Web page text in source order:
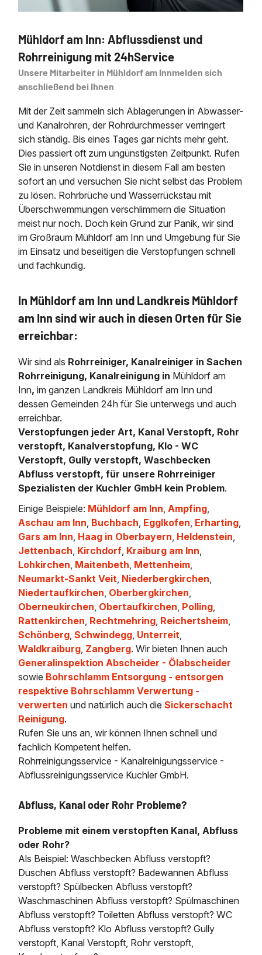
Mühldorf am Inn: Abflussdienst und
Rohrreinigung mit 24hService
Unsere Mitarbeiter in Mühldorf am Innmelden sich
anschließend bei Ihnen
Mit der Zeit sammeln sich Ablagerungen in Abwasser-
und Kanalrohren, der Rohrdurchmesser verringert
sich ständig. Bis eines Tages gar nichts mehr geht.
Dies passiert oft zum ungünstigsten Zeitpunkt. Rufen
Sie in unseren Notdienst in diesem Fall am besten
sofort an und versuchen Sie nicht selbst das Problem
zu lösen. Rohrbrüche und Wasserrückstau mit
Überschwemmungen verschlimmern die Situation
meist nur noch. Doch kein Grund zur Panik, wir sind
im Großraum Mühldorf am Inn und Umgebung für Sie
im Einsatz und beseitigen die Verstopfungen schnell
und fachkundig.
In Mühldorf am Inn und Landkreis Mühldorf
am Inn sind wir auch in diesen Orten für Sie
erreichbar:
Wir sind als Rohrreiniger, Kanalreiniger in Sachen
Rohrreinigung, Kanalreinigung in Mühldorf am
Inn,im ganzen Landkreis Mühldorf am Inn und
dessen Gemeinden 24h für Sie unterwegs und auch
erreichbar.
Verstopfungen jeder Art, Kanal Verstopft, Rohr
verstopft, Kanalverstopfung, Klo - WC
Verstopft, Gully verstopft, Waschbecken
Abfluss verstopft, für unsere Rohrreiniger
Spezialisten der Kuchler GmbH kein Problem.
Einige Beispiele: Mühldorf am Inn,Ampfing,
Aschau am Inn, Buchbach, Egglkofen, Erharting,
Gars am Inn, Haag in Oberbayern, Heldenstein,
Jettenbach, Kirchdorf, Kraiburg am Inn,
Lohkirchen, Maitenbeth, Mettenheim,
Neumarkt-Sankt Veit, Niederbergkirchen,
Niedertaufkirchen, Oberbergkirchen,
Oberneukirchen, Obertaufkirchen, Polling,
Rattenkirchen, Rechtmehring, Reichertsheim,
Schönberg,Schwindegg, Unterreit,
Waldkraiburg, Zangberg. Wir bieten Ihnen auch
Generalinspektion Abscheider - Ölabscheider
sowie Bohrschlamm Entsorgung - entsorgen
respektive Bohrschlamm Verwertung -
verwerten und natürlich auch dieSickerschacht
Reinigung.
Rufen Sie uns an, wir können Ihnen schnell und
fachlich Kompetent helfen.
Rohrreinigungsservice - Kanalreinigungsservice -
Abflussreinigungsservice Kuchler GmbH.
Abfluss, Kanal oder Rohr Probleme?
Probleme mit einem verstopften Kanal, Abfluss
oder Rohr?
Als Beispiel: Waschbecken Abfluss verstopft?
Duschen Abfluss verstopft? Badewannen Abfluss
verstopft? Spülbecken Abfluss verstopft?
Waschmaschinen Abfluss verstopft? Spülmaschinen
Abfluss verstopft? Toiletten Abfluss verstopft? WC
Abfluss verstopft? Klo Abfluss verstopft? Gully
verstopft, Kanal Verstopft, Rohr verstopft,